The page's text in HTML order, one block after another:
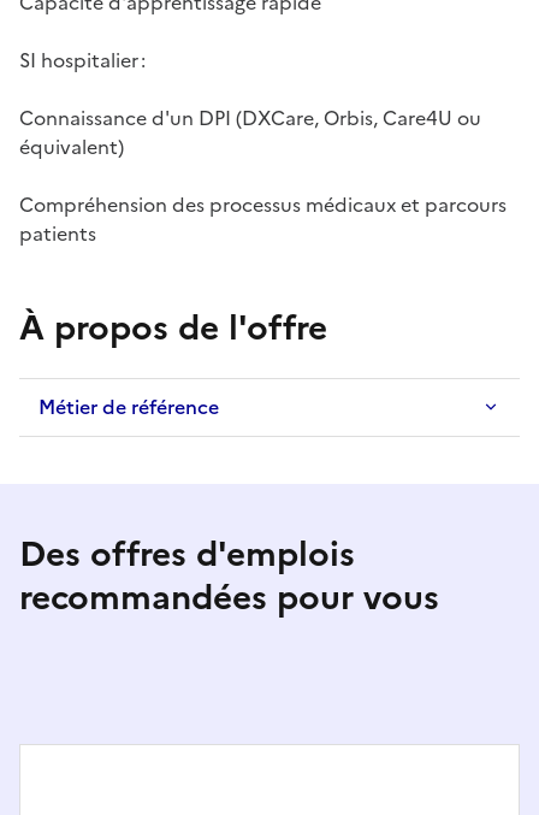
SI hospitalier :
Connaissance d'un DPI (DXCare, Orbis, Care4U ou
équivalent)
Compréhension des processus médicaux et parcours
patients
À propos de l'offre
Métier de référence
Des offres d'emplois
recommandées pour vous